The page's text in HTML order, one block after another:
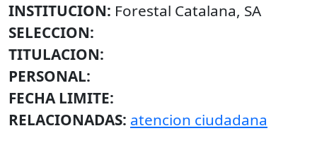
INSTITUCION: Forestal Catalana, SA
SELECCION:
TITULACION:
PERSONAL:
FECHA LIMITE:
RELACIONADAS: atencion ciudadana